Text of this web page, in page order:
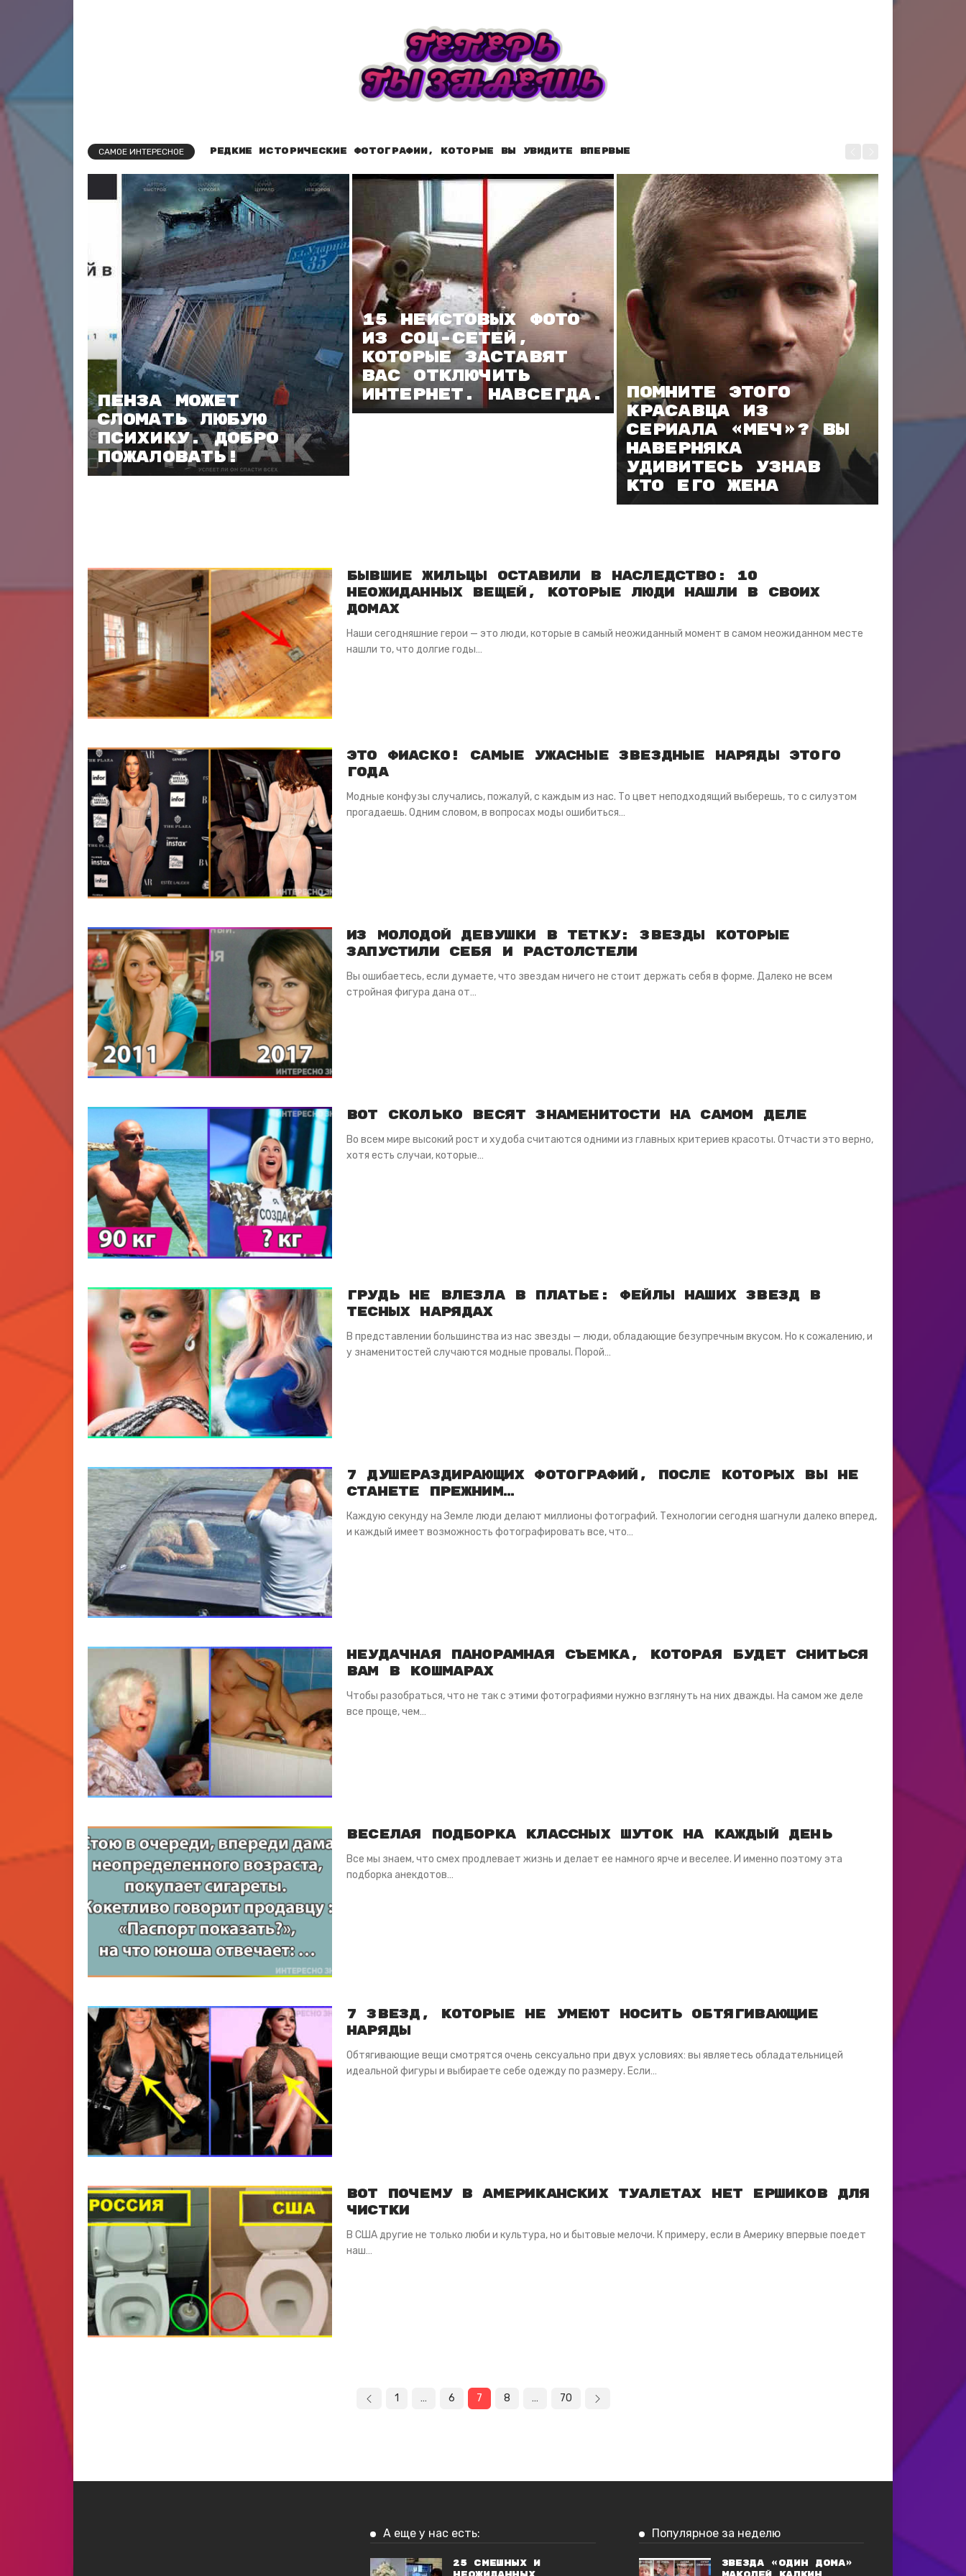
САМОЕ ИНТЕРЕСНОЕ Редкие исторические фотографии, которые вы увидите впервые
Пенза может
сломать любую
психику. Добро
пожаловать!
15 неистовых фото
из соц-сетей,
которые заставят
вас отключить
интернет. Навсегда.
Помните этого
красавца из
сериала «МЕЧ»? Вы
наверняка
удивитесь узнав
кто его жена
Бывшие жильцы оставили в наследство: 10
неожиданных вещей, которые люди нашли в своих
домах
Наши сегодняшние герои — это люди, которые в самый неожиданный момент в самом неожиданном месте
нашли то, что долгие годы…
Это фиаско! Самые ужасные звездные наряды этого
года
Модные конфузы случались, пожалуй, с каждым из нас. То цвет неподходящий выберешь, то с силуэтом
прогадаешь. Одним словом, в вопросах моды ошибиться…
Из молодой девушки в тетку: Звезды которые
запустили себя и растолстели
Вы ошибаетесь, если думаете, что звездам ничего не стоит держать себя в форме. Далеко не всем
стройная фигура дана от…
Вот сколько весят знаменитости на самом деле
Во всем мире высокий рост и худоба считаются одними из главных критериев красоты. Отчасти это верно,
хотя есть случаи, которые…
Грудь не влезла в платье: Фейлы наших звезд в
тесных нарядах
В представлении большинства из нас звезды — люди, обладающие безупречным вкусом. Но к сожалению, и
у знаменитостей случаются модные провалы. Порой…
7 душераздирающих фотографий, после которых вы не
станете прежним…
Каждую секунду на Земле люди делают миллионы фотографий. Технологии сегодня шагнули далеко вперед,
и каждый имеет возможность фотографировать все, что…
Неудачная панорамная съемка, которая будет сниться
вам в кошмарах
Чтобы разобраться, что не так с этими фотографиями нужно взглянуть на них дважды. На самом же деле
все проще, чем…
Веселая подборка классных шуток на каждый день
Все мы знаем, что смех продлевает жизнь и делает ее намного ярче и веселее. И именно поэтому эта
подборка анекдотов…
7 звезд, которые не умеют носить обтягивающие
наряды
Обтягивающие вещи смотрятся очень сексуально при двух условиях: вы являетесь обладательницей
идеальной фигуры и выбираете себе одежду по размеру. Если…
Вот почему в американских туалетах нет ершиков для
чистки
В США другие не только люби и культура, но и бытовые мелочи. К примеру, если в Америку впервые поедет
наш…
1 … 6 7 8 … 70
А еще у нас есть:
25 смешных и
Популярное за неделю
Звезда «Один дома»